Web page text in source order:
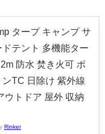
タープ キャンプ サ
ドテント 多機能ター
防水 焚き火可 ポ
ンTC 日除け 紫外線
ウトドア 屋外 収納
Rinker